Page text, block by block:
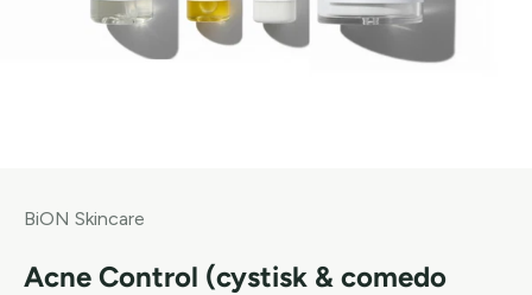
BiON Skincare
Acne Control (cystisk & comedo